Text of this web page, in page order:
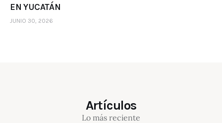
EN YUCATÁN
JUNIO 30, 2026
Artículos
Lo más reciente